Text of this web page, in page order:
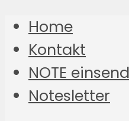
Home
Kontakt
NOTE
Notesletter